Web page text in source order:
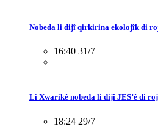
Nobeda li dijî qirkirina ekolojîk di
16:40 31/7
Li Xwarikê nobeda li dijî JES’ê di
18:24 29/7